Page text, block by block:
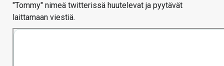
"Tommy" nimeä twitterissä huutelevat ja pyytävät
laittamaan viestiä.